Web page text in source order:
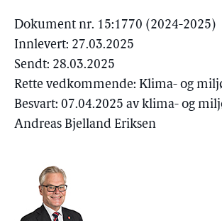
Dokument nr. 15:1770 (2024-2025)
Innlevert: 27.03.2025
Sendt: 28.03.2025
Rette vedkommende: Klima- og
Besvart: 07.04.2025 av klima- og
Andreas Bjelland Eriksen